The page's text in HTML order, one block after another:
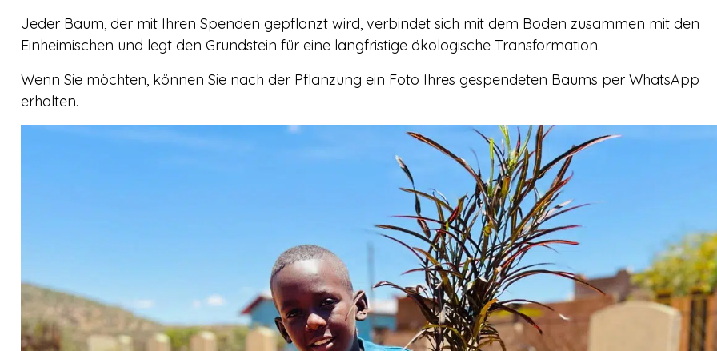
Jeder Baum, der mit Ihren Spenden gepflanzt wird, verbindet sich mit dem Boden zusammen mit den
Einheimischen und legt den Grundstein für eine langfristige ökologische Transformation.
Wenn Sie möchten, können Sie nach der Pflanzung ein Foto Ihres gespendeten Baums per WhatsApp
erhalten.